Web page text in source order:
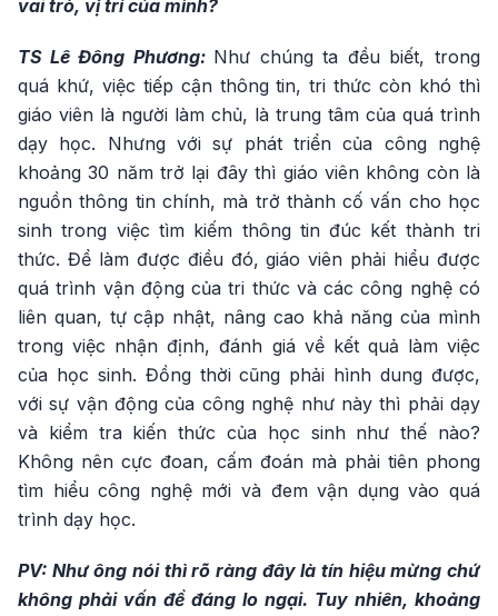
vai trò, vị trí của mình?
TS Lê Đông Phương: Như chúng ta đều biết, trong
quá khứ, việc tiếp cận thông tin, tri thức còn khó thì
giáo viên là người làm chủ, là trung tâm của quá trình
dạy học. Nhưng với sự phát triển của công nghệ
khoảng 30 năm trở lại đây thì giáo viên không còn là
nguồn thông tin chính, mà trở thành cố vấn cho học
sinh trong việc tìm kiếm thông tin đúc kết thành tri
thức. Để làm được điều đó, giáo viên phải hiểu được
quá trình vận động của tri thức và các công nghệ có
liên quan, tự cập nhật, nâng cao khả năng của mình
trong việc nhận định, đánh giá về kết quả làm việc
của học sinh. Đồng thời cũng phải hình dung được,
với sự vận động của công nghệ như này thì phải dạy
và kiểm tra kiến thức của học sinh như thế nào?
Không nên cực đoan, cấm đoán mà phải tiên phong
tìm hiểu công nghệ mới và đem vận dụng vào quá
trình dạy học.
PV: Như ông nói thì rõ ràng đây là tín hiệu mừng chứ
không phải vấn đề đáng lo ngại. Tuy nhiên, khoảng